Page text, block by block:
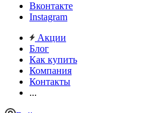
Вконтакте
Instagram
Акции
Блог
Как купить
Компания
Контакты
...